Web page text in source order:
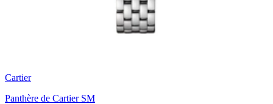
Cartier
Panthère de Cartier SM